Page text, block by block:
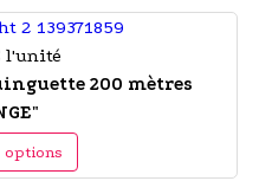
l'unité
200 mètres
options